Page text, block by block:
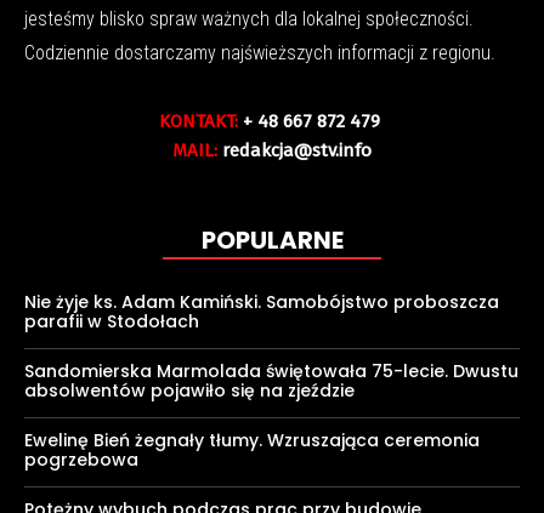
jesteśmy blisko spraw ważnych dla lokalnej społeczności.
Codziennie dostarczamy najświeższych informacji z regionu.
KONTAKT: + 48 667 872 479
MAIL: redakcja@stv.info
POPULARNE
Nie żyje ks. Adam Kamiński. Samobójstwo proboszcza
parafii w Stodołach
Sandomierska Marmolada świętowała 75-lecie. Dwustu
absolwentów pojawiło się na zjeździe
Ewelinę Bień żegnały tłumy. Wzruszająca ceremonia
pogrzebowa